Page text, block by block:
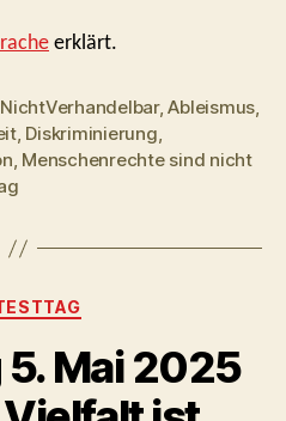
erklärt.
,Ableismus,
, Diskriminierung,
, Menschenrechte sind nicht
Kategorien
Mai 2025